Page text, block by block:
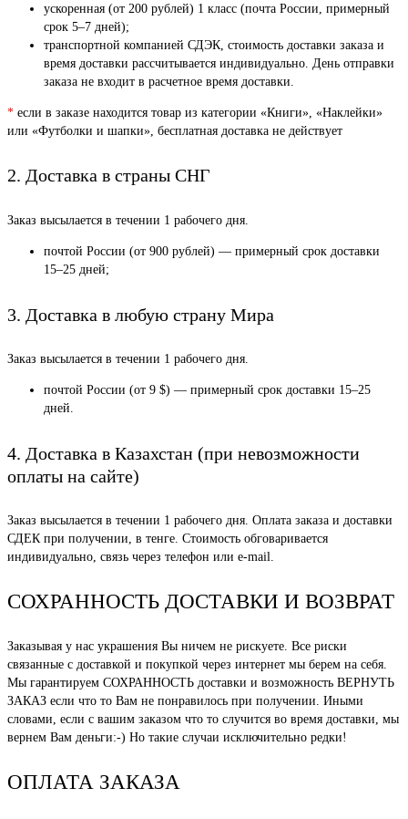
ускоренная (от 200 рублей) 1 класс (почта России, примерный
срок 5–7 дней);
транспортной компанией СДЭК, стоимость доставки заказа и
время доставки рассчитывается индивидуально. День отправки
заказа не входит в расчетное время доставки.
* если в заказе находится товар из категории «Книги», «Наклейки»
или «Футболки и шапки», бесплатная доставка не действует
2. Доставка в страны СНГ
Заказ высылается в течении 1 рабочего дня.
почтой России (от 900 рублей) — примерный срок доставки
15–25 дней;
3. Доставка в любую страну Мира
Заказ высылается в течении 1 рабочего дня.
почтой России (от 9 $) — примерный срок доставки 15–25
дней.
4. Доставка в Казахстан (при невозможности
оплаты на сайте)
Заказ высылается в течении 1 рабочего дня. Оплата заказа и доставки
СДЕК при получении, в тенге. Стоимость обговаривается
индивидуально, связь через телефон или e-mail.
СОХРАННОСТЬ ДОСТАВКИ И ВОЗВРАТ
Заказывая у нас украшения Вы ничем не рискуете. Все риски
связанные с доставкой и покупкой через интернет мы берем на себя.
Мы гарантируем СОХРАННОСТЬ доставки и возможность ВЕРНУТЬ
ЗАКАЗ если что то Вам не понравилось при получении. Иными
словами, если с вашим заказом что то случится во время доставки, мы
вернем Вам деньги:-) Но такие случаи исключительно редки!
ОПЛАТА ЗАКАЗА